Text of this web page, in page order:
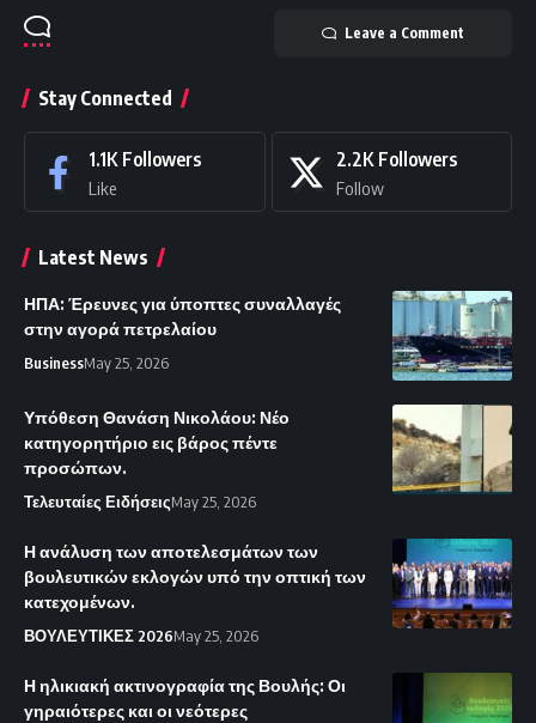
Leave a Comment
Stay Connected
1.1K Followers
Like
2.2K Followers
Follow
Latest News
ΗΠΑ: Έρευνες για ύποπτες συναλλαγές
στην αγορά πετρελαίου
BusinessMay 25, 2026
Υπόθεση Θανάση Νικολάου: Νέο
κατηγορητήριο εις βάρος πέντε
προσώπων.
Τελευταίες ΕιδήσειςMay 25, 2026
Η ανάλυση των αποτελεσμάτων των
βουλευτικών εκλογών υπό την οπτική των
κατεχομένων.
ΒΟΥΛΕΥΤΙΚΕΣ 2026May 25, 2026
Η ηλικιακή ακτινογραφία της Βουλής: Οι
γηραιότερες και οι νεότερες